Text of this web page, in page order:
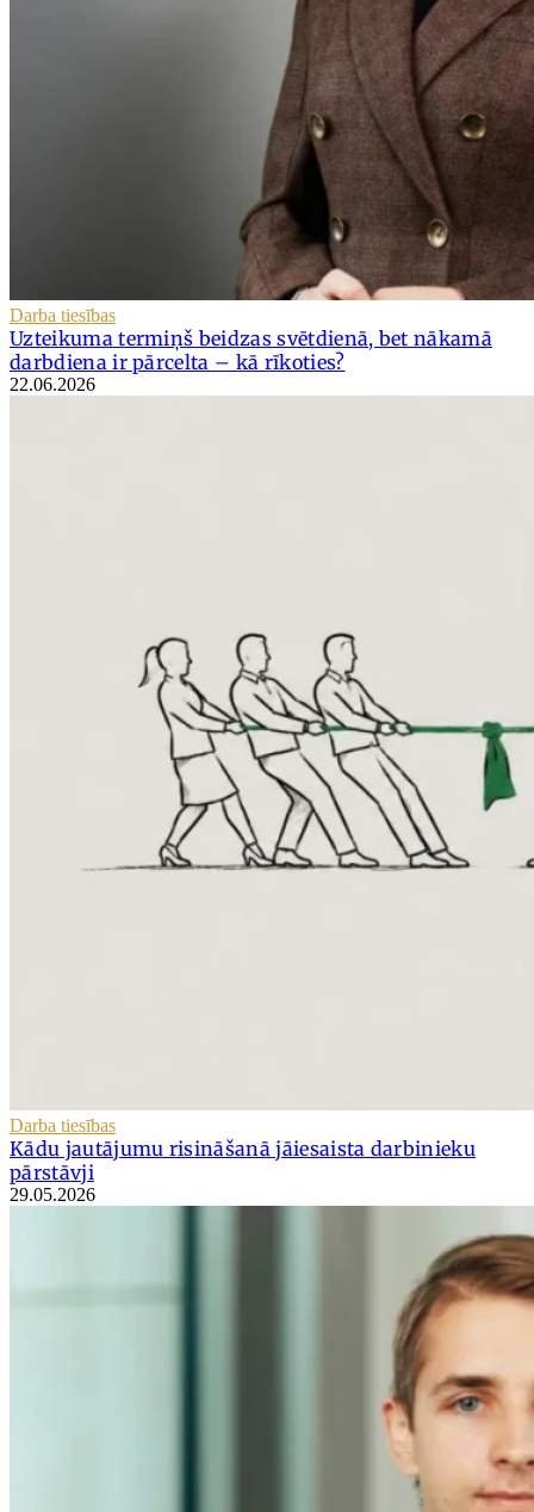
Darba tiesības
Uzteikuma termiņš beidzas svētdienā, bet nākamā
darbdiena ir pārcelta – kā rīkoties?
22.06.2026
Darba tiesības
Kādu jautājumu risināšanā jāiesaista darbinieku
pārstāvji
29.05.2026